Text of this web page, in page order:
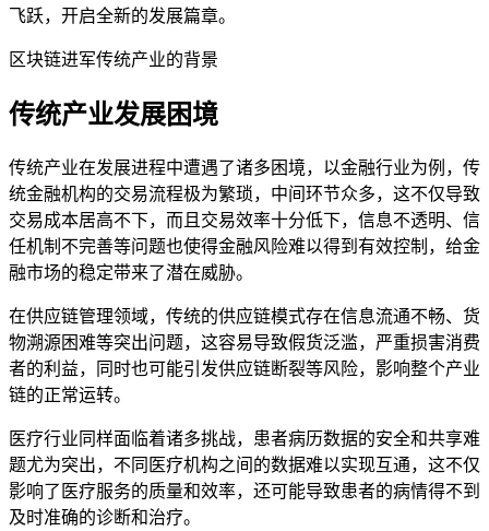
飞跃，开启全新的发展篇章。
区块链进军传统产业的背景
传统产业发展困境
传统产业在发展进程中遭遇了诸多困境，以金融行业为例，传
统金融机构的交易流程极为繁琐，中间环节众多，这不仅导致
交易成本居高不下，而且交易效率十分低下，信息不透明、信
任机制不完善等问题也使得金融风险难以得到有效控制，给金
融市场的稳定带来了潜在威胁。
在供应链管理领域，传统的供应链模式存在信息流通不畅、货
物溯源困难等突出问题，这容易导致假货泛滥，严重损害消费
者的利益，同时也可能引发供应链断裂等风险，影响整个产业
链的正常运转。
医疗行业同样面临着诸多挑战，患者病历数据的安全和共享难
题尤为突出，不同医疗机构之间的数据难以实现互通，这不仅
影响了医疗服务的质量和效率，还可能导致患者的病情得不到
及时准确的诊断和治疗。